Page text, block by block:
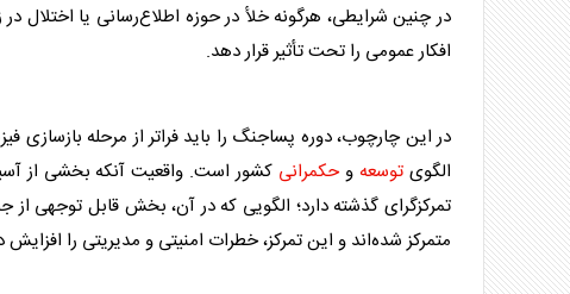
در چنین شرایطی، هرگونه خلأ در حوزه اطلاع‌رسانی یا
افکار عمومی را تحت تأثیر قرار دهد.
در این چارچوب، دوره پساجنگ را باید فراتر از مرحله بازسازی
الگوی توسعهوحکمرانی کشور است. واقعیت آنکه بخشی از
تمرکزگرای گذشته دارد؛ الگویی که در آن، بخش قابل توجهی
متمرکز شده‌اند و این تمرکز، خطرات امنیتی و مدیریتی را